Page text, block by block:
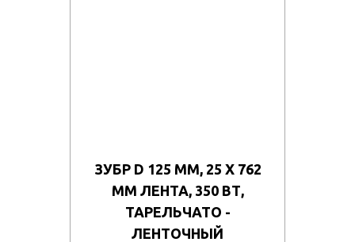
ЗУБР D 125 ММ, 25 Х 762
ММ ЛЕНТА, 350 ВТ,
ТАРЕЛЬЧАТО -
ЛЕНТОЧНЫЙ